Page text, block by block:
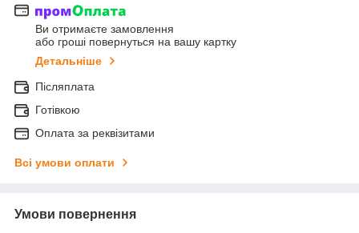
Ви отримаєте замовлення
або гроші повернуться на вашу картку
Детальніше
Післяплата
Готівкою
Оплата за реквізитами
Всі умови оплати
Умови повернення